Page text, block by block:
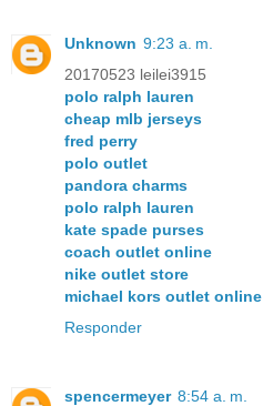
Unknown 9:23 a. m.
20170523 leilei3915
polo ralph lauren
cheap mlb jerseys
fred perry
polo outlet
pandora charms
polo ralph lauren
kate spade purses
coach outlet online
nike outlet store
michael kors outlet online
Responder
spencermeyer 8:54 a. m.